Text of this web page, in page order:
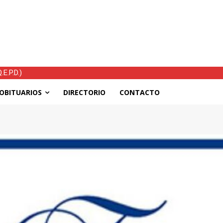
el temporal: mejoran las condiciones, continúan las ayudas y
OBITUARIOS DIRECTORIO CONTACTO